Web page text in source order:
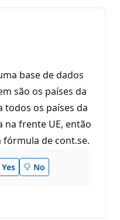
base de dados
são os países da
todos os países da
na frente UE, então
fórmula de cont.se.
Yes No